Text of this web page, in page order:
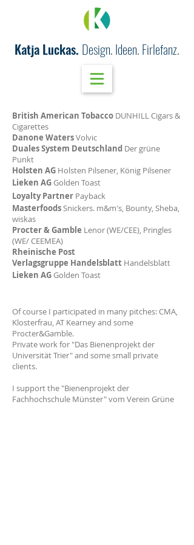
Katja Luckas. Design. Ideen. Firlefanz.
British American Tobacco DUNHILL Cigars &
Cigarettes
Danone WatersVolvic
Duales System Deutschland Der grüne
Punkt
Holsten AG Holsten Pilsener, König Pilsener
Lieken AGGolden Toast
Loyalty Partner Payback
MasterfoodsSnickers. m&m's, Bounty, Sheba,
wiskas
Procter & Gamble Lenor (WE/CEE), Pringles
(WE/ CEEMEA)
Rheinische Post
Verlagsgruppe Handelsblatt Handelsblatt
Lieken AGGolden Toast
Of course I participated in many pitches: CMA,
Klosterfrau, AT Kearney and some
Procter&Gamble.
Private work for "Das Bienenprojekt der
Universität Trier" and some small private
clients.
I support the "Bienenprojekt der
Fachhochschule Münster" vom Verein Grüne